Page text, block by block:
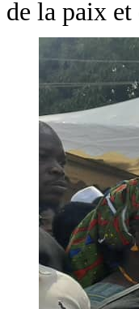
de la paix et